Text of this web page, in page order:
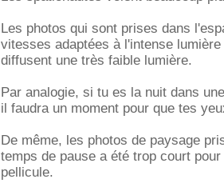
Les photos qui sont prises dans
vitesses adaptées à l'intense
diffusent une très faible lumière.
Par analogie, si tu es la nuit dans
il faudra un moment pour que tes
De même, les photos de paysage
temps de pause a été trop court
pellicule.